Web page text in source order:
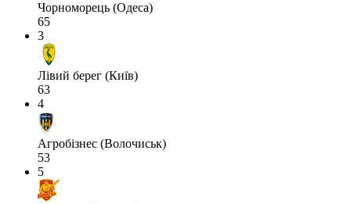
Чорноморець (Одеса)
65
3
Лівий берег (Київ)
63
4
Агробізнес (Волочиськ)
53
5